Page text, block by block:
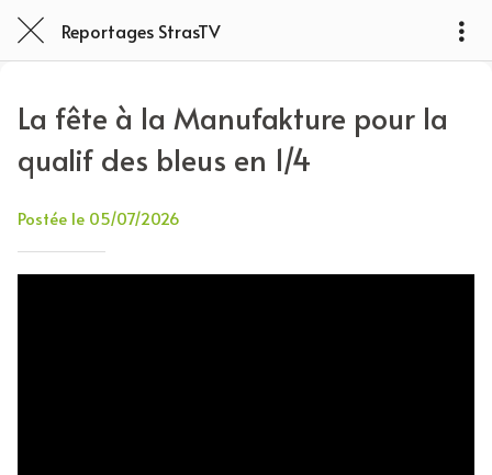
Reportages StrasTV
La fête à la Manufakture pour la
qualif des bleus en 1/4
Postée le 05/07/2026